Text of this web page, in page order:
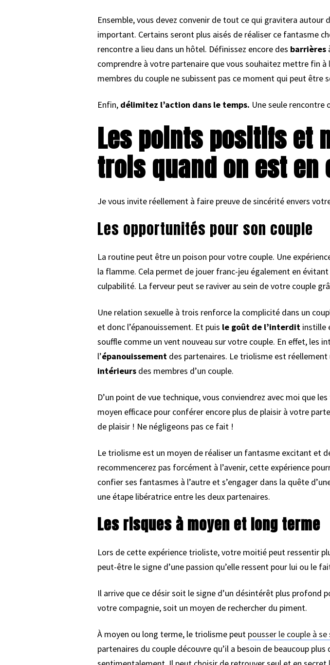
Ensemble, vous devez convenir de tout ce qui gravitera autour
important. Certains seront plus aisés de réaliser ce fantasme
rencontre a lieu dans un hôtel. Définissez encore des barrières
comprendre à votre partenaire que vous souhaitez mettre fin à
membres du couple ne subissent pas ce moment qui peut être
Enfin, délimitez l’action dans le temps. Une seule rencontre
Les points positifs et
trois quand on est en
Je vous invite réellement à faire preuve de sincérité envers
Les opportunités pour son couple
La routine peut être un poison pour votre couple. Une
la flamme. Cela permet de jouer franc-jeu également en évitant
culpabilité. La ferveur peut se raviver au sein de votre couple
Une relation sexuelle à trois renforce la complicité dans un
et donc l’épanouissement. Et puis le goût de l’interditinstille
souffle comme un vent nouveau sur votre couple. En effet, les
l’épanouissementdes partenaires. Le triolisme est
intérieursdes membres d’un couple.
D’un point de vue technique, vous conviendrez avec moi que
moyen efficace pour conférer encore plus de plaisir à votre
de plaisir ! Ne négligeons pas ce fait !
Le triolisme est un moyen de réaliser un fantasme excitant et
recommencerez pas forcément à l’avenir, cette expérience
confier ses fantasmes à l’autre et s’engager dans la quête
une étape libératrice entre les deux partenaires.
Les risques à moyen et long terme
Lors de cette expérience trioliste, votre moitié peut ressentir
peut-être le signe d’une passion qu’elle ressent pour lui ou le
Il arrive que ce désir soit le signe d’un désintérêt plus profond
votre compagnie, soit un moyen de rechercher du piment.
À moyen ou long terme, le triolisme peut pousser le couple à se
partenaires du couple découvre qu’il a besoin de beaucoup